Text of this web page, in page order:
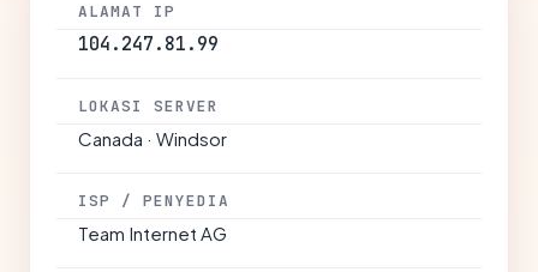
ALAMAT IP
104.247.81.99
LOKASI SERVER
Canada · Windsor
ISP / PENYEDIA
Team Internet AG